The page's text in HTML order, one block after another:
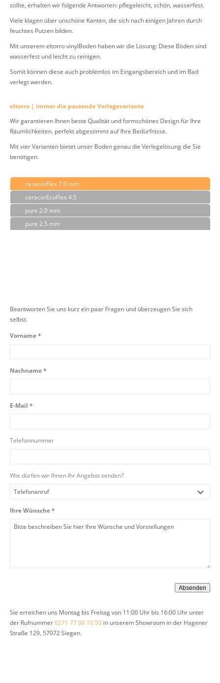
sollte, erhalten wir folgende Antworten: pflegeleicht, schön, wasserfest.
Viele klagen über unschöne Kanten, die sich nach einigen Jahren durch
feuchtes Putzen bilden.
Mit unserem eltorro vinylBoden haben wir die Lösung: Diese Böden sind
wasserfest und leicht zu reinigen.
Somit können diese auch problemlos im Eingangsbereich und im Bad
verlegt werden.
eltorro | immer die passende Verlegevariante
Wir garantieren Ihnen beste Qualität und formschönes Design für Ihre
Räumlichkeiten. perfekt abgestimmt auf Ihre Bedürfnisse.
Mit vier Varianten bietet unser Boden genau die Verlegelösung die Sie
benötigen.
ceracorFlex 7.0 mm
ceracorEcoFlex 4.5
pure 2.0 mm
pure 2.5 mm
Beantworten Sie uns kurz ein paar Fragen und überzeugen Sie sich
selbst.
Vorname *
Nachname *
E-Mail *
Telefonnummer
Wie dürfen wir Ihnen Ihr Angebot senden?
Ihre Wünsche *
Sie erreichen uns Montag bis Freitag von 11:00 Uhr bis 16:00 Uhr unter
der Rufnummer0271 77 00 10 50 in unserem Showroom in der Hagener
Straße 129, 57072 Siegen.